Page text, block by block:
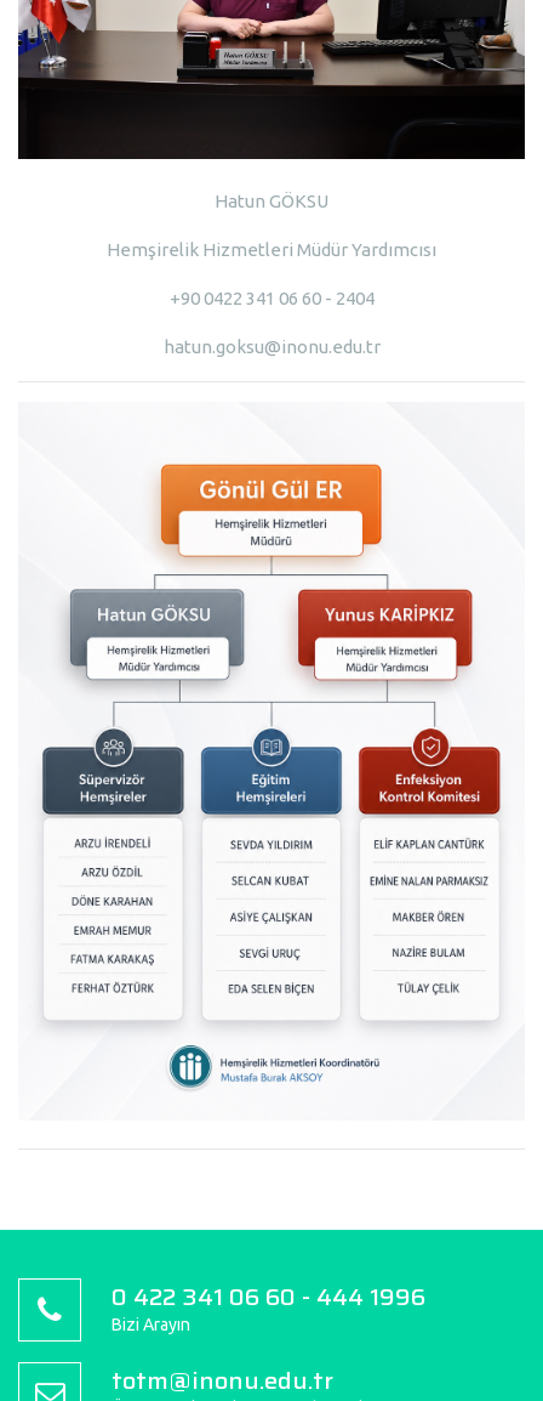
Hatun GÖKSU
Hemşirelik Hizmetleri Müdür Yardımcısı
+90 0422 341 06 60 - 2404
hatun.goksu@inonu.edu.tr
0 422 341 06 60 - 444 1996
Bizi Arayın
totm@inonu.edu.tr